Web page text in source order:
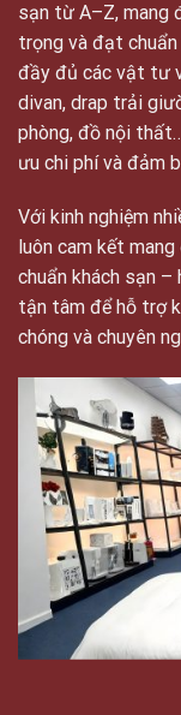
sạn từ A–Z, mang
trọng và đạt chuẩn
đầy đủ các vật tư
divan, drap trải
phòng, đồ nội
ưu chi phí và đảm
Với kinh nghiệm
luôn cam kết
chuẩn khách sạn
tận tâm để hỗ trợ
chóng và chuyên